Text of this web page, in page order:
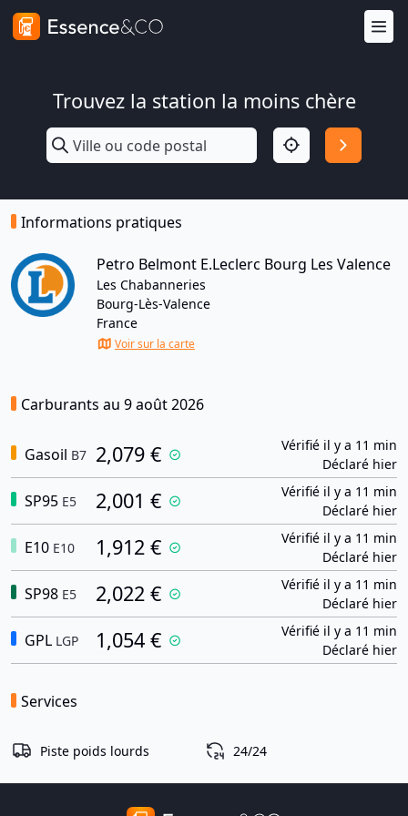
Trouvez la station la moins chère
Informations pratiques
Petro Belmont E.Leclerc Bourg Les Valence
Les Chabanneries
Bourg-Lès-Valence
France
Voir sur la carte
Carburants au 9 août 2026
Gasoil B7 2,079 €
Vérifié il y a 11 min
Déclaré hier
SP95 E5 2,001 €
Vérifié il y a 11 min
Déclaré hier
E10 E10 1,912 €
Vérifié il y a 11 min
Déclaré hier
SP98 E5 2,022 €
Vérifié il y a 11 min
Déclaré hier
GPL LGP 1,054 €
Vérifié il y a 11 min
Déclaré hier
Services
Piste poids lourds 24/24